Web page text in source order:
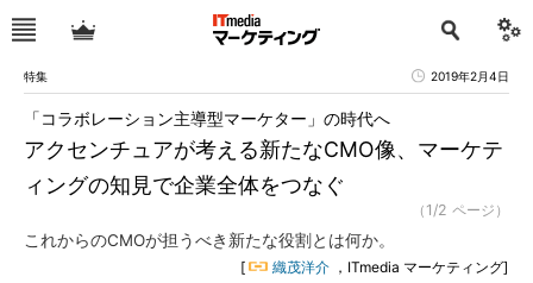
特集 2019年2月4日
アクセンチュアが考える新たなCMO像、マーケテ
ィングの知見で企業全体をつなぐ
「コラボレーション主導型マーケター」の時代へ
（1/2 ページ）
これからのCMOが担うべき新たな役割とは何か。
[ 織茂洋介 ，ITmedia マーケティング]